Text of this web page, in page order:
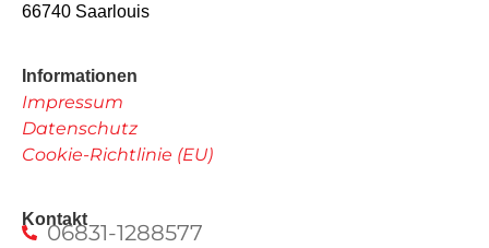
66740 Saarlouis
Informationen
Impressum
Datenschutz
Cookie-Richtlinie (EU)
Kontakt
06831-1288577